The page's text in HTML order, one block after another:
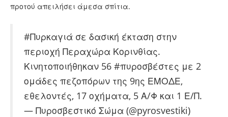
προτού απειλήσει άμεσα σπίτια.
#Πυρκαγιά σε δασική έκταση στην
περιοχή Περαχώρα Κορινθίας.
Κινητοποιήθηκαν 56 #πυροσβέστες με 2
ομάδες πεζοπόρων της 9ης ΕΜΟΔΕ,
εθελοντές, 17 οχήματα, 5 Α/Φ και 1 Ε/Π.
— Πυροσβεστικό Σώμα (@pyrosvestiki)